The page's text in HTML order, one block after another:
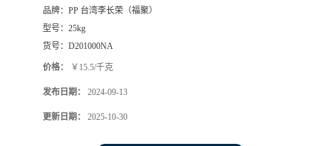
品牌： PP 台湾李长荣（福聚）
型号： 25kg
货号： D201000NA
价格： ￥15.5/千克
发布日期： 2024-09-13
更新日期： 2025-10-30